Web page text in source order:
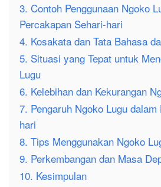
3. Contoh Penggunaan Ngoko
Percakapan Sehari-hari
4. Kosakata dan Tata Bahasa
5. Situasi yang Tepat untuk
Lugu
6. Kelebihan dan Kekurangan
7. Pengaruh Ngoko Lugu dalam
hari
8. Tips Menggunakan Ngoko
9. Perkembangan dan Masa
10. Kesimpulan